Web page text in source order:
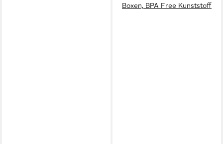
Boxen, BPA Free Kunststoff